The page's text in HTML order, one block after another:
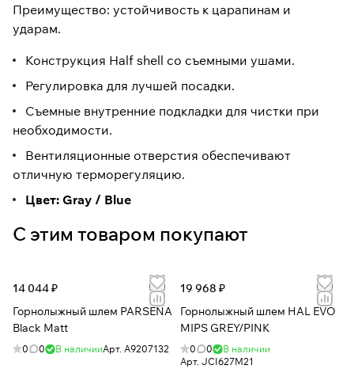
Преимущество: устойчивость к царапинам и
ударам.
Конструкция Half shell со съемными ушами.
Регулировка для лучшей посадки.
Съемные внутренние подкладки для чистки при
необходимости.
Вентиляционные отверстия обеспечивают
отличную терморегуляцию.
Цвет: Gray / Blue
С этим товаром покупают
14 044 ₽
Горнолыжный шлем PARSENA
Black Matt
0 0 В наличииАрт. A9207132
19 968 ₽
Горнолыжный шлем HAL EVO
MIPS GREY/PINK
0 0
В наличии
Арт. JCI627M21